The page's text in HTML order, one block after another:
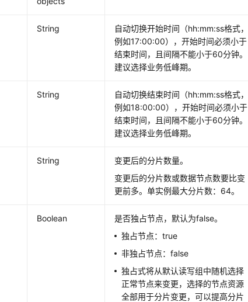
String
自动切换开始时间（hh:mm:ss格式，
例如17:00:00），开始时间必须小于
结束时间，且间隔不能小于60分钟。
建议选择业务低峰期。
String
自动切换结束时间（hh:mm:ss格式，
例如18:00:00），开始时间必须小于
结束时间，且间隔不能小于60分钟。
建议选择业务低峰期。
String
变更后的分片数量。
变更后的分片数或数据节点数要比变
更前多。单实例最大分片数：64。
Boolean
是否独占节点，默认为false。
独占节点：true
非独占节点：false
独占式将从默认读写组中随机选择
正常节点来变更，选择的节点资源
全部用于分片变更，可以提高分片